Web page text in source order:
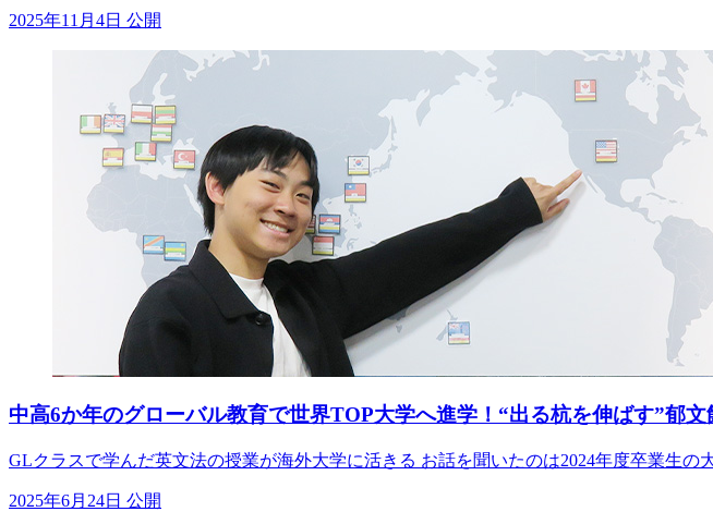
2025年11月4日 公開
中高6か年のグローバル教育で世界TOP大学へ進学！“出る杭を伸ばす”郁
GLクラスで学んだ英文法の授業が海外大学に活きる お話を聞いたのは2024年度卒業生
2025年6月24日 公開